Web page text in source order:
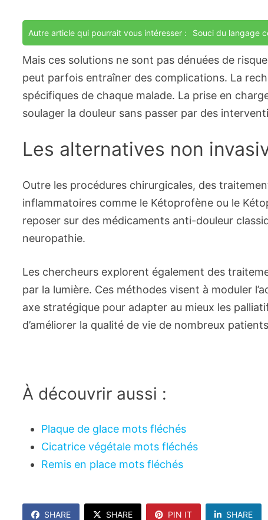
Autre article qui pourrait vous intéresser : Souci du langage
Mais ces solutions ne sont pas dénuées de
peut parfois entraîner des complications. La
spécifiques de chaque malade. La prise en
soulager la douleur sans passer par des
Les alternatives non
Outre les procédures chirurgicales, des
inflammatoires comme le Kétoprofène ou le
reposer sur des médicaments anti-douleur
neuropathie.
Les chercheurs explorent également des
par la lumière. Ces méthodes visent à moduler
axe stratégique pour adapter au mieux les
d’améliorer la qualité de vie de nombreux
À découvrir aussi :
Plaque de glace mots fléchés
Cicatrice végétale mots fléchés
Remis en place mots fléchés
SHARE SHARE PIN IT SHARE